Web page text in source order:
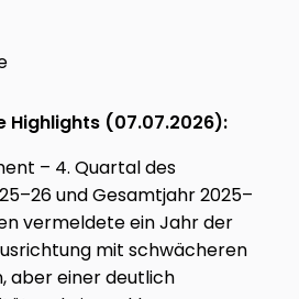
Highlights (07.07.2026):
– 4. Quartal des
und Gesamtjahr 2025–
vermeldete ein Jahr der
mit schwächeren
aber einer deutlich